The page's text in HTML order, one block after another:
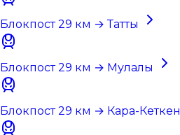
Блокпост 29 км → Татты
Блокпост 29 км → Мулалы
Блокпост 29 км → Кара-Кеткен